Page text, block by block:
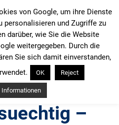
–
von Google, um ihre Dienste
personalisieren und Zugriffe zu
darüber, wie Sie die Website
weitergegeben. Durch die
Sie sich damit einverstanden,
OK Reject
Informationen